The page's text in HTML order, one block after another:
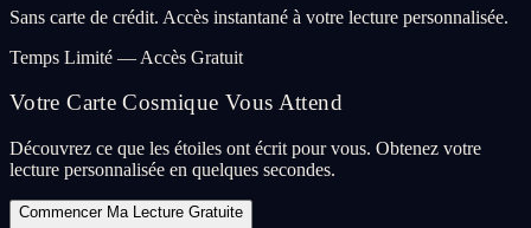
Sans carte de crédit. Accès instantané à votre lecture personnalisée.
Temps Limité — Accès Gratuit
Votre Carte Cosmique Vous Attend
Découvrez ce que les étoiles ont écrit pour vous. Obtenez votre
lecture personnalisée en quelques secondes.
Commencer Ma Lecture Gratuite